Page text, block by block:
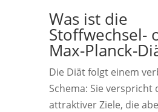
Was ist die
Stoffwechsel-
Max-Planck-
Die Diät folgt einem
Schema: Sie verspricht
attraktiver Ziele, die